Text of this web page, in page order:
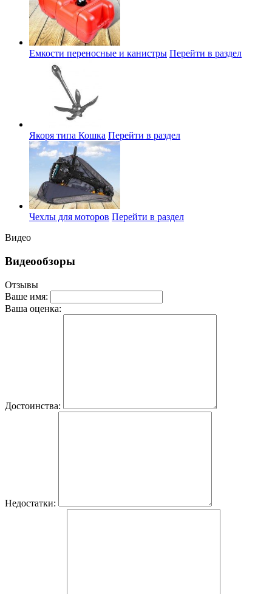
Емкости переносные и канистры Перейти в раздел
Якоря типа Кошка Перейти в раздел
Чехлы для моторов Перейти в раздел
Видео
Видеообзоры
Отзывы
Ваше имя:
Ваша оценка:
Достоинства:
Недостатки: